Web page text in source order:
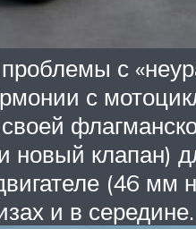
с
с
новый клапан)
(46 мм
и в